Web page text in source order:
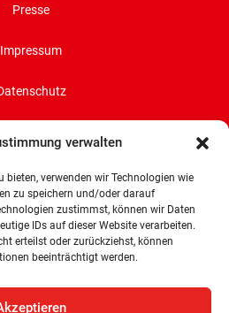
verwalten
verwenden wir Technologien wie
zu speichern und/oder darauf
zustimmst, können wir Daten
IDs auf dieser Website verarbeiten.
erteilst oder zurückziehst, können
beeinträchtigt werden.
Presse
Impressum
Bremen
27/29
Bremen